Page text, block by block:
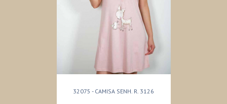
32075 - CAMISA SENH. R. 3126